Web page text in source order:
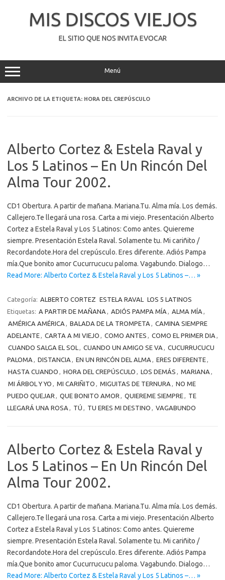
contenidoMIS DISCOS VIEJOS
EL SITIO QUE NOS INVITA EVOCAR
Menú
ARCHIVO DE LA ETIQUETA: HORA DEL CREPÚSCULO
Alberto Cortez & Estela Raval y
Los 5 Latinos – En Un Rincón Del
Alma Tour 2002.
CD1 Obertura. A partir de mañana. Mariana.Tu. Alma mía. Los demás.
Callejero.Te llegará una rosa. Carta a mi viejo. Presentación Alberto
Cortez a Estela Raval y Los 5 Latinos: Como antes. Quiereme
siempre. Presentación Estela Raval. Solamente tu. Mi cariñito /
Recordandote.Hora del crepúsculo. Eres diferente. Adiós Pampa
mía.Que bonito amor Cucurrucucu paloma. Vagabundo. Dialogo…
Read More: Alberto Cortez & Estela Raval y Los 5 Latinos –… »
Categoría: ALBERTO CORTEZ ESTELA RAVAL
LOS 5 LATINOS
Etiquetas: A PARTIR DE MAÑANA , ADIÓS PAMPA MÍA , ALMA MÍA ,
AMÉRICA AMÉRICA , BALADA DE LA TROMPETA , CAMINA SIEMPRE
ADELANTE, CARTA A MI VIEJO , COMO ANTES , COMO EL PRIMER DIA ,
CUANDO SALGA EL SOL , CUANDO UN AMIGO SE VA , CUCURRUCUCU
PALOMA , DISTANCIA , EN UN RINCÓN DEL ALMA , ERES DIFERENTE,
HASTA CUANDO , HORA DEL CREPÚSCULO , LOS DEMÁS , MARIANA ,
MI ÁRBOL Y YO , MI CARIÑITO , MIGUITAS DE TERNURA , NO ME
PUEDO QUEJAR , QUE BONITO AMOR , QUIEREME SIEMPRE, TE
LLEGARÁ UNA ROSA , TÚ , TU ERES MI DESTINO , VAGABUNDO
Alberto Cortez & Estela Raval y
Los 5 Latinos – En Un Rincón Del
Alma Tour 2002.
CD1 Obertura. A partir de mañana. Mariana.Tu. Alma mía. Los demás.
Callejero.Te llegará una rosa. Carta a mi viejo. Presentación Alberto
Cortez a Estela Raval y Los 5 Latinos: Como antes. Quiereme
siempre. Presentación Estela Raval. Solamente tu. Mi cariñito /
Recordandote.Hora del crepúsculo. Eres diferente. Adiós Pampa
mía.Que bonito amor Cucurrucucu paloma. Vagabundo. Dialogo…
Read More: Alberto Cortez & Estela Raval y Los 5 Latinos –… »